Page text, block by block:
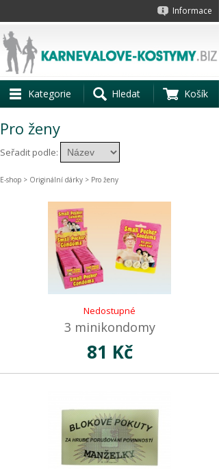
Informace
Kategorie Hledat Košík
Pro ženy
Seřadit podle:
E-shop > Originální dárky > Pro ženy
Nedostupné
3 minikondomy
81 Kč